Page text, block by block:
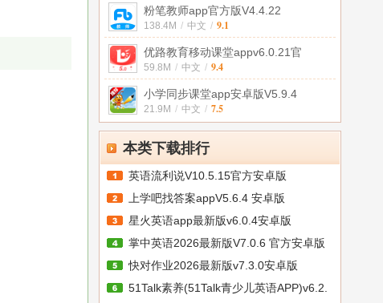
粉笔教师app官方版V4.4.22
138.4M / 中文 / 9.1
优路教育移动课堂appv6.0.21官
59.8M / 中文 / 9.4
小学同步课堂app安卓版V5.9.4
21.9M / 中文 / 7.5
本类下载排行
英语流利说V10.5.15官方安卓版
上学吧找答案appV5.6.4 安卓版
星火英语app最新版v6.0.4安卓版
掌中英语2026最新版V7.0.6 官方安卓版
快对作业2026最新版v7.3.0安卓版
51Talk素养(51Talk青少儿英语APP)v6.2.